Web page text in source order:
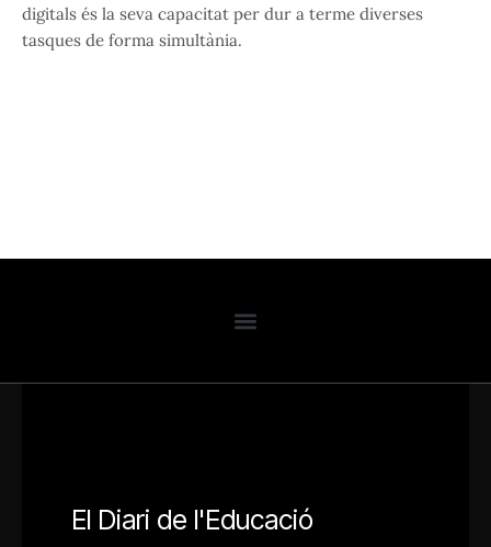
digitals és la seva capacitat per dur a terme diverses
tasques de forma simultània.